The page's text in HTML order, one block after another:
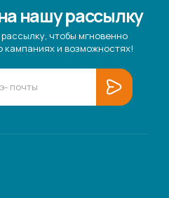
нашу рассылку
чтобы мгновенно
и возможностях!